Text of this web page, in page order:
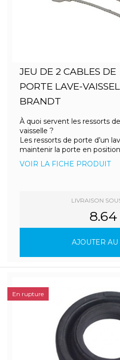
JEU DE 2 CABLES DE
PORTE LAVE-
BRANDT
À quoi servent les ressorts
vaisselle ?
Les ressorts de porte d’un
maintenir la porte en
VOIR LA FICHE PRODUIT
LIVRAISON
AJOUTER
En rupture